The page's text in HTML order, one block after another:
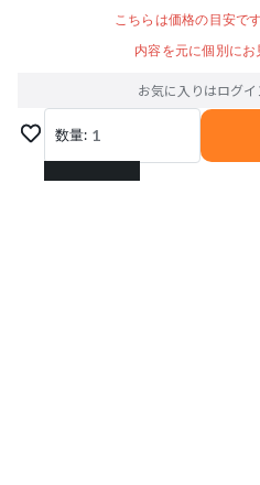
こちらは価格の目安で
内容を元に個別にお
お気に入りはログ
数量: 1
1